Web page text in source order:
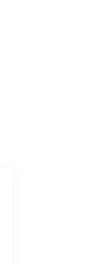
votre visite...